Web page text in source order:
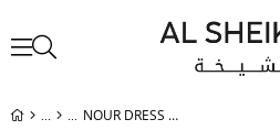
NOUR DRESS FUCHSIA